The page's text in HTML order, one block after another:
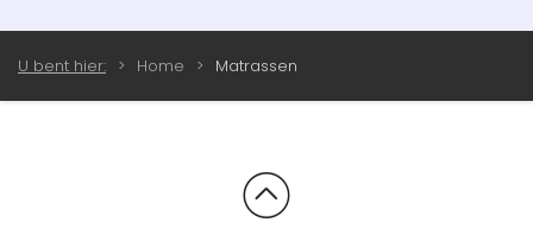
U bent hier: Home Matrassen